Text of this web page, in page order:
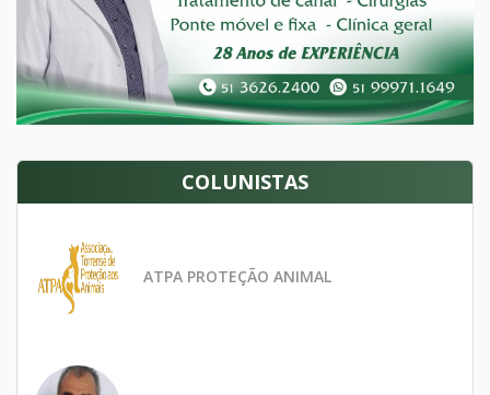
COLUNISTAS
ATPA PROTEÇÃO ANIMAL